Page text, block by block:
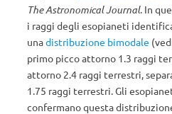
The Astronomical Journal. In
i raggi degli esopianeti
unadistribuzione bimodale
primo picco attorno 1.3 raggi
attorno 2.4 raggi terrestri,
1.75 raggi terrestri. Gli
confermano questa